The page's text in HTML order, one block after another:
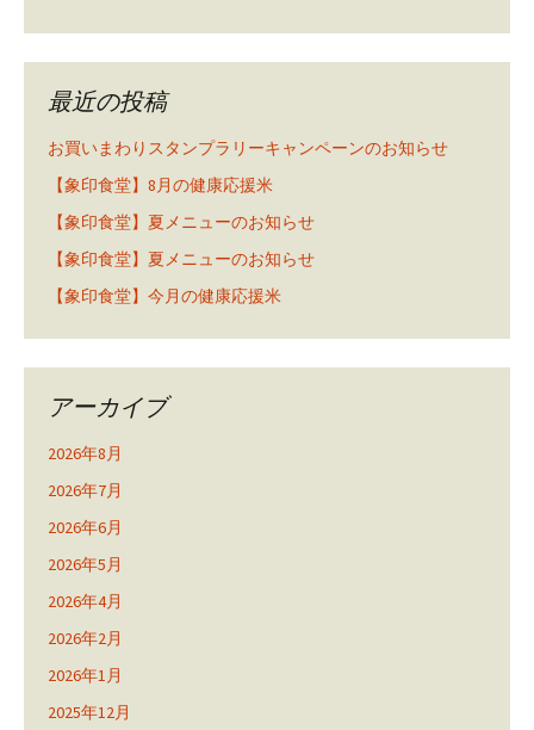
最近の投稿
お買いまわりスタンプラリーキャンペーンのお知らせ
【象印食堂】8月の健康応援米
【象印食堂】夏メニューのお知らせ
【象印食堂】夏メニューのお知らせ
【象印食堂】今月の健康応援米
アーカイブ
2026年8月
2026年7月
2026年6月
2026年5月
2026年4月
2026年2月
2026年1月
2025年12月